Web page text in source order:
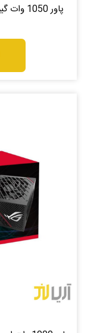
پاور 1050 وات گیم مکس GM 1050 Silver Modular